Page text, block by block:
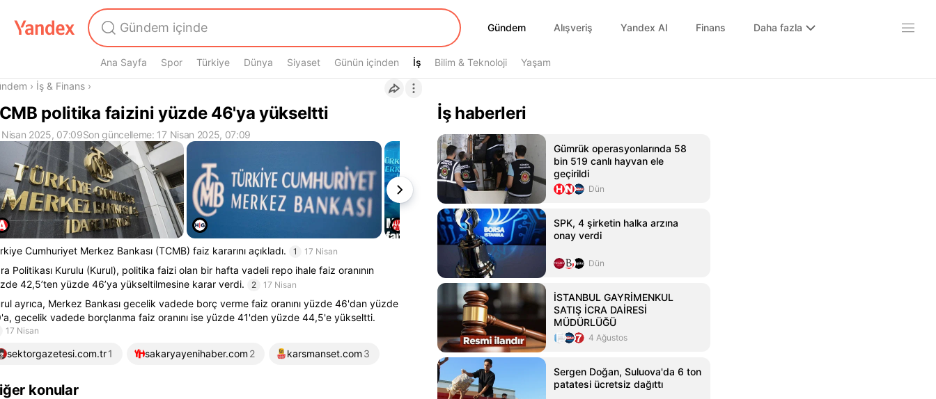
Gündem
Gündem Alışveriş Yandex AI Finans Daha fazla
Ana Sayfa Spor Türkiye Dünya Siyaset Günün içinden İş
İş Bilim & Teknoloji Yaşam
› İş & Finans ›
politika faizini yüzde 46'ya yükseltti
Nisan 2025, 07:09Son güncelleme: 17 Nisan 2025, 07:09
Cumhuriyet Merkez Bankası (TCMB) faiz kararını açıkladı. 1 17 Nisan
Politikası Kurulu (Kurul), politika faizi olan bir hafta vadeli repo ihale faiz oranının
42,5’ten yüzde 46’ya yükseltilmesine karar verdi.
2 17 Nisan
ayrıca, Merkez Bankası gecelik vadede borç verme faiz oranını yüzde 46'dan yüzde
gecelik vadede borçlanma faiz oranını ise yüzde 41'den yüzde 44,5'e yükseltti.
17 Nisan
sektorgazetesi.com.tr1 sakaryayenihaber.com 2 karsmanset.com 3
konular
İş haberleri
Gümrük operasyonlarında 58
bin 519 canlı hayvan ele
geçirildi
Dün
SPK, 4 şirketin halka arzına
onay verdi
Dün
İSTANBUL GAYRİMENKUL
SATIŞ İCRA DAİRESİ
MÜDÜRLÜĞÜ
4 Ağustos
Sergen Doğan, Suluova'da 6 ton
patatesi ücretsiz dağıttı